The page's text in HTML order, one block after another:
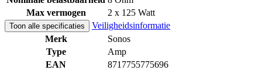
Max vermogen
2 x 125 Watt
Toon alle specificaties
Veiligheidsinformatie
Merk
Sonos
Type
Amp
EAN
8717755775696